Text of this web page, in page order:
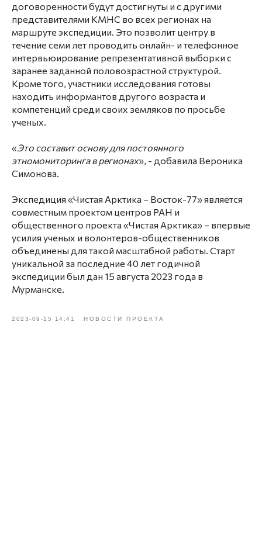
договоренности будут достигнуты и с другими
представителями КМНС во всех регионах на
маршруте экспедиции. Это позволит центру в
течение семи лет проводить онлайн- и телефонное
интервьюирование репрезентативной выборки с
заранее заданной половозрастной структурой.
Кроме того, участники исследования готовы
находить информантов другого возраста и
компетенций среди своих земляков по просьбе
ученых.
«Это составит основу для постоянного
этномониторинга в регионах», - добавила Вероника
Симонова.
Экспедиция «Чистая Арктика – Восток-77» является
совместным проектом центров РАН и
общественного проекта «Чистая Арктика» – впервые
усилия ученых и волонтеров-общественников
объединены для такой масштабной работы. Старт
уникальной за последние 40 лет годичной
экспедиции был дан 15 августа 2023 года в
Мурманске.
2023-09-15 14:41 НОВОСТИ ПРОЕКТА